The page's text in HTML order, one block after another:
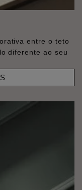
entre o teto
diferente ao seu